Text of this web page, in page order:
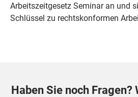
Arbeitszeitgesetz Seminar an und
Schlüssel zu rechtskonformen
Haben Sie noch